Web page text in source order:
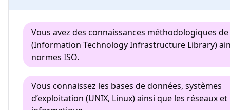
Vous avez des connaissances méthodologiques de
(Information Technology Infrastructure Library)
normes ISO.
Vous connaissez les bases de données, systèmes
d’exploitation (UNIX, Linux) ainsi que les réseaux